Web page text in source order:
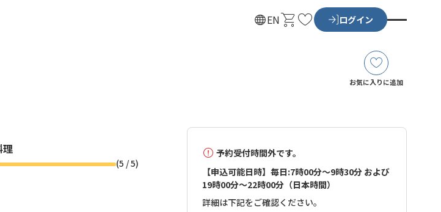
ENカ お
ログイン
お気に入りに追加
理
(5 / 5)
予約受付時間外です。
【申込可能日時】毎日:7時00分～9時30分 および
19時00分～22時00分（日本時間）
詳細は下記をご確認ください。